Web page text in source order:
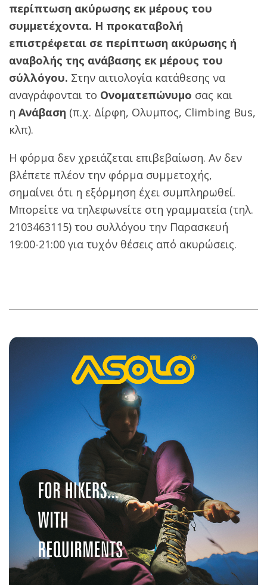
περίπτωση ακύρωσης εκ μέρους του
συμμετέχοντα. H προκαταβολή
επιστρέφεται σε περίπτωση ακύρωσης ή
αναβολής της ανάβασης εκ μέρους του
σύλλόγου. Στην αιτιολογία κατάθεσης να
αναγράφονται το Ονοματεπώνυμο σας και
η Ανάβαση (π.χ. Δίρφη, Ολυμπος, Climbing Bus,
κλπ).
Η φόρμα δεν χρειάζεται επιβεβαίωση. Αν δεν
βλέπετε πλέον την φόρμα συμμετοχής,
σημαίνει ότι η εξόρμηση έχει συμπληρωθεί.
Μπορείτε να τηλεφωνείτε στη γραμματεία (τηλ.
2103463115) του συλλόγου την Παρασκευή
19:00-21:00 για τυχόν θέσεις από ακυρώσεις.
03-